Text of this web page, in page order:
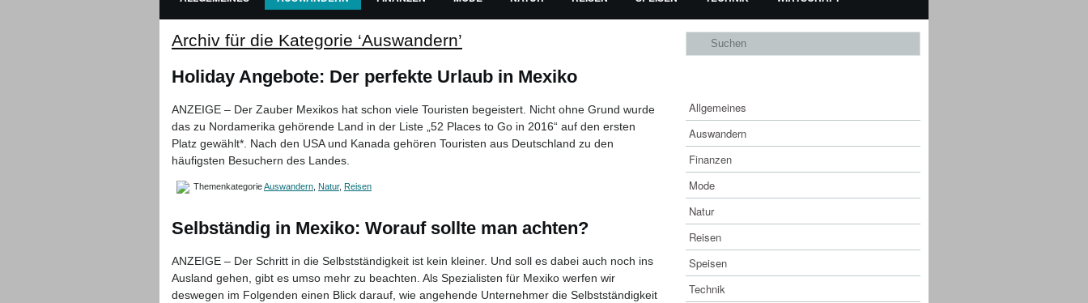
Archiv für die Kategorie ‘Auswandern’
Holiday Angebote: Der perfekte Urlaub in Mexiko
ANZEIGE – Der Zauber Mexikos hat schon viele Touristen begeistert. Nicht ohne Grund wurde
das zu Nordamerika gehörende Land in der Liste „52 Places to Go in 2016“ auf den ersten
Platz gewählt*. Nach den USA und Kanada gehören Touristen aus Deutschland zu den
häufigsten Besuchern des Landes.
ThemenkategorieAuswandern Natur, Reisen
Selbständig in Mexiko: Worauf sollte man achten?
ANZEIGE – Der Schritt in die Selbstständigkeit ist kein kleiner. Und soll es dabei auch noch ins
Ausland gehen, gibt es umso mehr zu beachten. Als Spezialisten für Mexiko werfen wir
deswegen im Folgenden einen Blick darauf, wie angehende Unternehmer die Selbstständigkeit
Allgemeines
Auswandern
Finanzen
Mode
Natur
Reisen
Speisen
Technik